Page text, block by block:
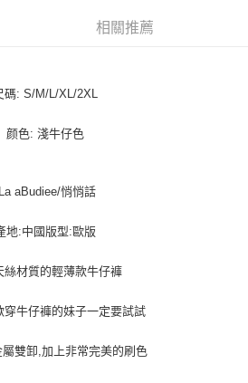
含以上)免運費
相關推薦
碼: S/M/L/XL/2XL
颜色: 淺牛仔色
aBudiee/悄悄話
地:中國版型:歐版
絲材質的輕薄款牛仔褲
穿牛仔褲的妹子一定要試試
雙卸,加上非常完美的刷色